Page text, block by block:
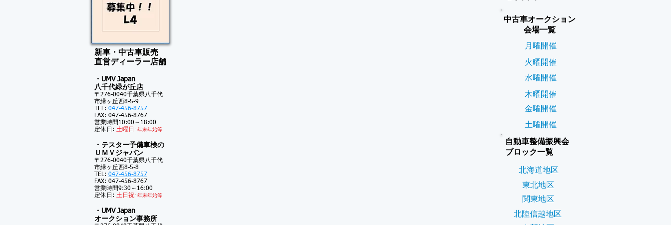
自動車整備振興会
ブロック一覧
北海道地区
東北地区
関東地区
北陸信越地区
中古車オークション
会場一覧
月曜開催
火曜開催
水曜開催
木曜開催
金曜開催
土曜開催
新車・中古車販売
​直営ディーラー店舗
・UMV Japan
八千代緑が丘店
〒276-0040千葉県八千代
市緑ヶ丘西8-5-9
TEL: 047-456-8757
FAX: 047-456-8767
営業時間10:00～18:00
定休日: 土曜日･ 年末年始等
・テスター予備車検の
ＵＭＶジャパン
〒276-0040千葉県八千代
市緑ヶ丘西8-5-8
TEL: 047-456-8757
FAX: 047-456-8767
営業時間9:30～16:00
定休日: 土日祝･ 年末年始等
・UMV Japan
オークション事務所